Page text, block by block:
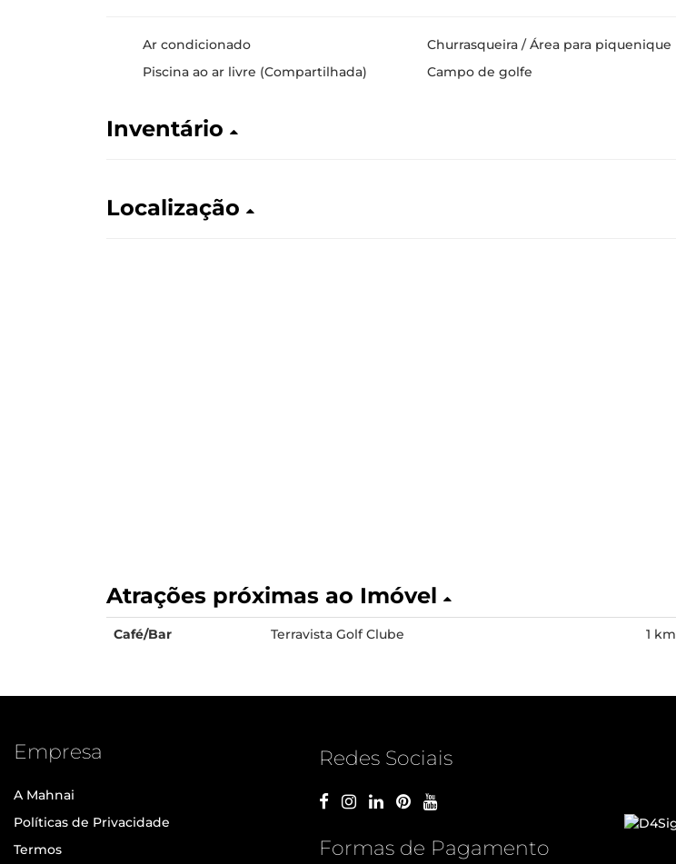
Ar condicionado
Churrasqueira / Área para piquenique
Piscina ao ar livre (Compartilhada)
Campo de golfe
Inventário
Localização
Atrações próximas ao Imóvel
Café/Bar Terravista Golf Clube 1 km
Empresa
A Mahnai
Políticas de Privacidade
Termos
Redes Sociais
Formas de Pagamento